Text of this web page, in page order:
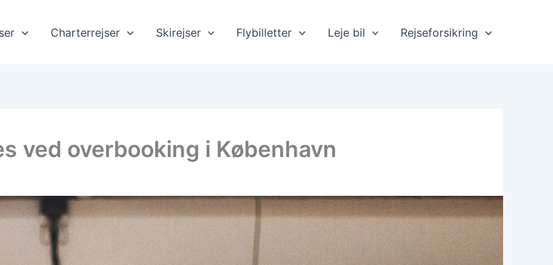
Charterrejser Skirejser Flybilletter Leje bil Rejseforsikring
ved overbooking i København